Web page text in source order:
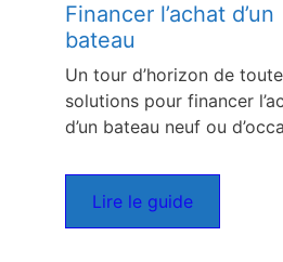
Financer l’achat d’un
bateau
Un tour d’horizon de
solutions pour financer
d’un bateau neuf ou
Lire le guide